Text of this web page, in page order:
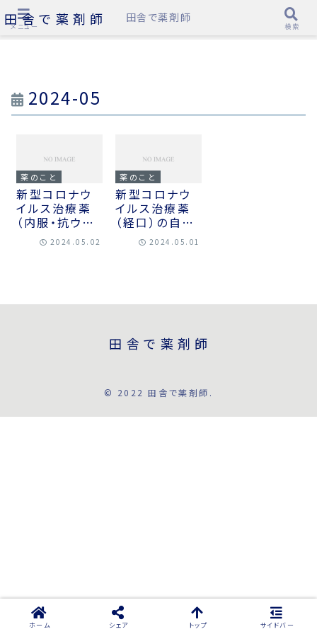
田舎で薬剤師
2024-05
薬のこと
新型コロナウ
イルス治療薬
（内服・抗ウイ
ルス薬）一覧
2024.05.02
薬のこと
新型コロナウ
イルス治療薬
（経口）の自己
負担額、2024
年4月以降
2024.05.01
田舎で薬剤師
© 2022 田舎で薬剤師.
メニュー
田舎で薬剤師
検索
ホーム シェア トップ サイドバー